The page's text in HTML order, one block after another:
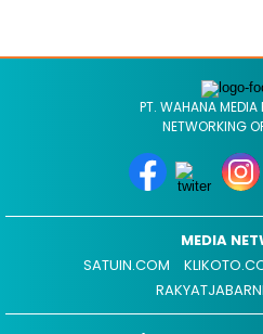
PT. WAHANA MEDIA
NETWORKING
MEDIA
SATUIN.COM